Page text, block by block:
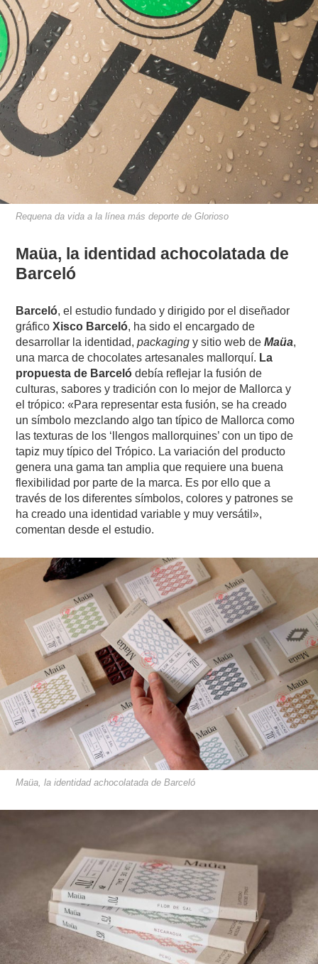
Requena da vida a la línea más deporte de Glorioso
Maüa, la identidad achocolatada de
Barceló
Barceló, el estudio fundado y dirigido por el diseñador
gráficoXisco Barceló, ha sido el encargado de
desarrollar la identidad,packaging y sitio web deMaüa,
una marca de chocolates artesanales mallorquí. La
propuesta de Barceló debía reflejar la fusión de
culturas, sabores y tradición con lo mejor de Mallorca y
el trópico: «Para representar esta fusión, se ha creado
un símbolo mezclando algo tan típico de Mallorca como
las texturas de los ‘llengos mallorquines’ con un tipo de
tapiz muy típico del Trópico. La variación del producto
genera una gama tan amplia que requiere una buena
flexibilidad por parte de la marca. Es por ello que a
través de los diferentes símbolos, colores y patrones se
ha creado una identidad variable y muy versátil»,
comentan desde el estudio.
Maüa, la identidad achocolatada de Barceló